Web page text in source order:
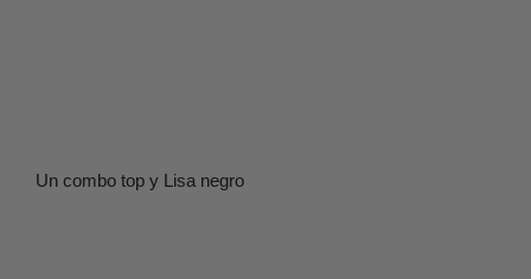
Un combo top y Lisa negro